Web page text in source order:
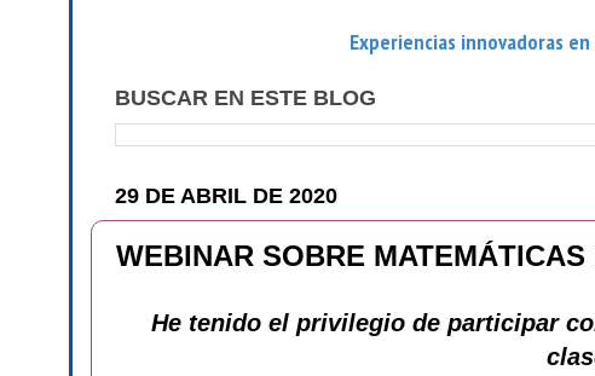
Experiencias innovadoras
BUSCAR EN ESTE BLOG
29 DE ABRIL DE 2020
WEBINAR SOBRE MATEMÁTICAS
He tenido el privilegio de participar